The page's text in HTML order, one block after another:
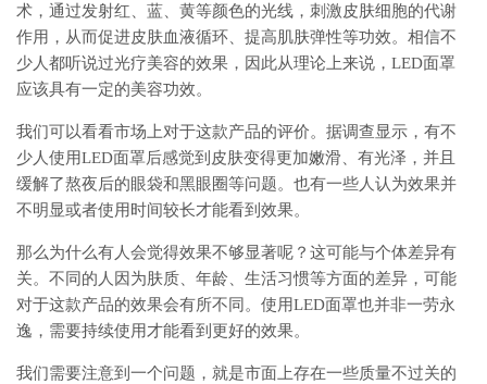
术，通过发射红、蓝、黄等颜色的光线，刺激皮肤细胞的代谢
作用，从而促进皮肤血液循环、提高肌肤弹性等功效。相信不
少人都听说过光疗美容的效果，因此从理论上来说，LED面罩
应该具有一定的美容功效。
我们可以看看市场上对于这款产品的评价。据调查显示，有不
少人使用LED面罩后感觉到皮肤变得更加嫩滑、有光泽，并且
缓解了熬夜后的眼袋和黑眼圈等问题。也有一些人认为效果并
不明显或者使用时间较长才能看到效果。
那么为什么有人会觉得效果不够显著呢？这可能与个体差异有
关。不同的人因为肤质、年龄、生活习惯等方面的差异，可能
对于这款产品的效果会有所不同。使用LED面罩也并非一劳永
逸，需要持续使用才能看到更好的效果。
我们需要注意到一个问题，就是市面上存在一些质量不过关的